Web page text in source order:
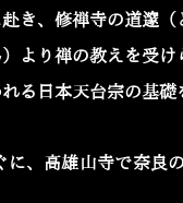
き、修禅寺の道邃
より禅の教えを受
る日本天台宗の基礎
、高雄山寺で奈良